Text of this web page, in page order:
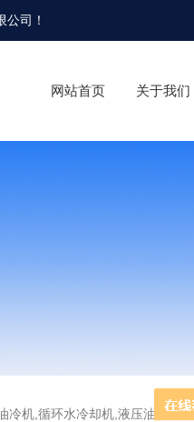
公司 ！
网站首页 关于我们
冷机,循环水冷却机,液压油冷却机